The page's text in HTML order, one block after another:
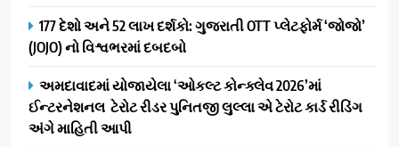
177 દેશો અને 52 લાખ દર્શકો: ગુજરાતી OTT પ્લેટફોર્મ ‘જોજો’
(JOJO) નો વિશ્વભરમાં દબદબો
અમદાવાદમાં યોજાયેલા ‘ઓકલ્ટ કોન્ક્લેવ 2026’માં
ઈન્ટરનેશનલ ટેરોટ રીડર પુનિતજી લુલ્લા એ ટેરોટ કાર્ડ રીડિંગ
અંગે માહિતી આપી